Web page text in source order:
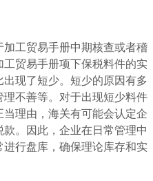
工贸易手册中期核查或者稽
贸易手册项下保税料件的实
现了短少。短少的原因有多
不善等。对于出现短少料件
理由，海关有可能会认定企
。因此，企业在日常管理中
行盘库，确保理论库存和实